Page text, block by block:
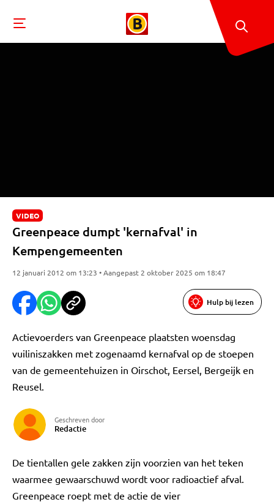
VIDEO
Greenpeace dumpt 'kernafval' in
Kempengemeenten
12 januari 2012 om 13:23 • Aangepast 2 oktober 2025 om 18:47
Hulp bij lezen
Actievoerders van Greenpeace plaatsten woensdag
vuiliniszakken met zogenaamd kernafval op de stoepen
van de gemeentehuizen in Oirschot, Eersel, Bergeijk en
Reusel.
Geschreven door
Redactie
De tientallen gele zakken zijn voorzien van het teken
waarmee gewaarschuwd wordt voor radioactief afval.
Greenpeace roept met de actie de vier